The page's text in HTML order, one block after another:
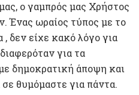
ο γαμπρός μας Χρήστος
Ένας ωραίος τύπος με το
δεν είχε κακό λόγο για
για τα
δημοκρατική άποψη και
θυμόμαστε για πάντα.